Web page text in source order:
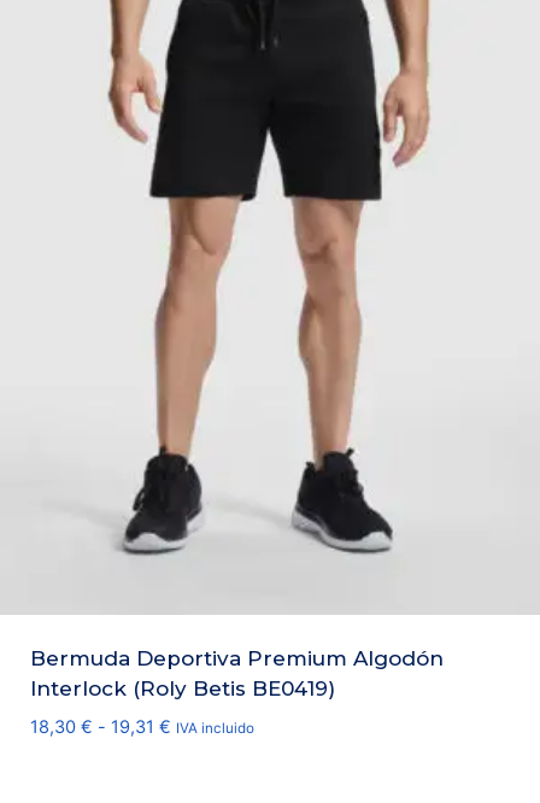
Bermuda Deportiva Premium Algodón
Interlock (Roly Betis BE0419)
18,30 € - 19,31 €Rango
IVA incluido